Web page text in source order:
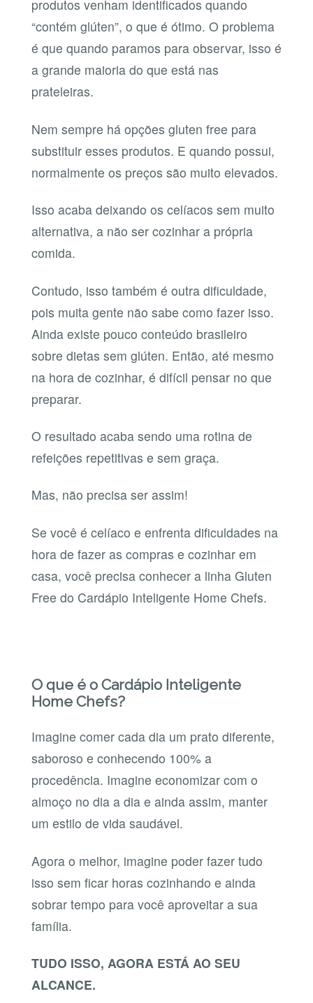
produtos venham identificados quando
“contém glúten”, o que é ótimo. O problema
é que quando paramos para observar, isso é
a grande maioria do que está nas
prateleiras.
Nem sempre há opções gluten free para
substituir esses produtos. E quando possui,
normalmente os preços são muito elevados.
Isso acaba deixando os celíacos sem muito
alternativa, a não ser cozinhar a própria
comida.
Contudo, isso também é outra dificuldade,
pois muita gente não sabe como fazer isso.
Ainda existe pouco conteúdo brasileiro
sobre dietas sem glúten. Então, até mesmo
na hora de cozinhar, é difícil pensar no que
preparar.
O resultado acaba sendo uma rotina de
refeições repetitivas e sem graça.
Mas, não precisa ser assim!
Se você é celíaco e enfrenta dificuldades na
hora de fazer as compras e cozinhar em
casa, você precisa conhecer a linha Gluten
Free do Cardápio Inteligente Home Chefs.
O que é o Cardápio Inteligente
Home Chefs?
Imagine comer cada dia um prato diferente,
saboroso e conhecendo 100% a
procedência. Imagine economizar com o
almoço no dia a dia e ainda assim, manter
um estilo de vida saudável.
Agora o melhor, imagine poder fazer tudo
isso sem ficar horas cozinhando e ainda
sobrar tempo para você aproveitar a sua
família.
TUDO ISSO, AGORA ESTÁ AO SEU
ALCANCE.